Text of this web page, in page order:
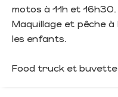
motos à 11h et 16h30.
Maquillage et pêche
les enfants.
Food truck et buvette